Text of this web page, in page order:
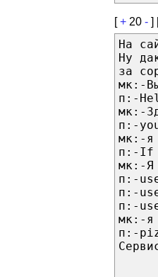
[+ 20 - ]
На
Ну
за
мк:-
п:-
мк:-
п:-
мк:-я
п:-If
мк:-Я
п:-
п:-
п:-
мк:-я
п:-